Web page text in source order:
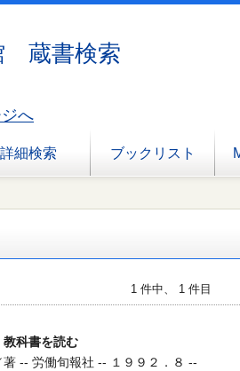
蔵書検索
へ
詳細検索 ブックリスト
1 件中、 1 件目
教科書を読む
著 -- 労働旬報社 -- １９９２．８ --